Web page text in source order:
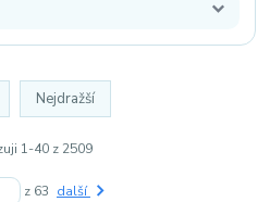
Nejdražší
1-40 z 2509
z 63 další